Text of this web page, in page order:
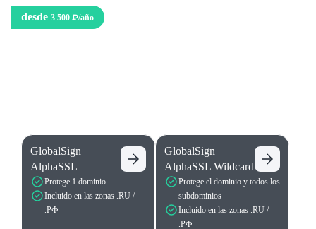
desde 3 500 ₽/año
GlobalSign
AlphaSSL
Protege 1 dominio
Incluido en las zonas .RU /
.РФ
GlobalSign
AlphaSSL Wildcard
Protege el dominio y todos los
subdominios
Incluido en las zonas .RU /
.РФ